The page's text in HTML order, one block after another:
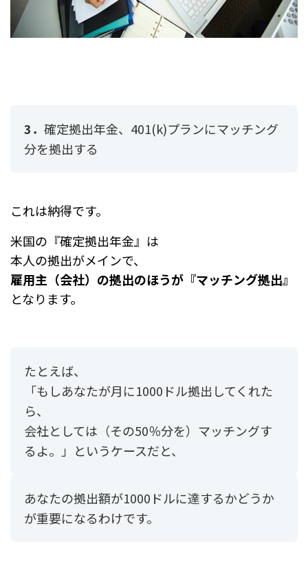
3． 確定拠出年金、401(k)プランにマッチング
分を拠出する
これは納得です。
米国の『確定拠出年金』は
本人の拠出がメインで、
雇用主（会社）の拠出のほうが『マッチング拠出』
となります。
たとえば、
「もしあなたが月に1000ドル拠出してくれた
ら、
会社としては（その50％分を）マッチングす
るよ。」というケースだと、
あなたの拠出額が1000ドルに達するかどうか
が重要になるわけです。